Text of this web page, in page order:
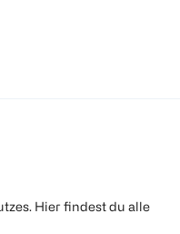
Hier findest du alle